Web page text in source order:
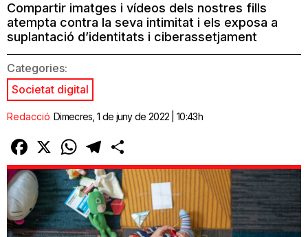
Compartir imatges i vídeos dels nostres fills
atempta contra la seva intimitat i els exposa a
suplantació d’identitats i ciberassetjament
Categories:
Societat digital
Redacció Dimecres, 1 de juny de 2022 | 10:43h
Facebook
X WhatsAppTelegram